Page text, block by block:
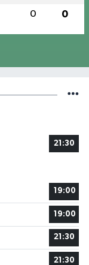
0 0
21:30
19:00
19:00
21:30
21:30